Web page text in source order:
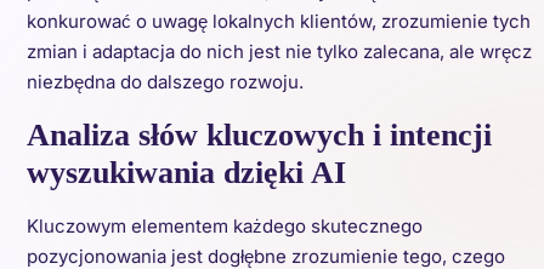
konkurować o uwagę lokalnych klientów, zrozumienie tych
zmian i adaptacja do nich jest nie tylko zalecana, ale wręcz
niezbędna do dalszego rozwoju.
Analiza słów kluczowych i intencji
wyszukiwania dzięki AI
Kluczowym elementem każdego skutecznego
pozycjonowania jest dogłębne zrozumienie tego, czego